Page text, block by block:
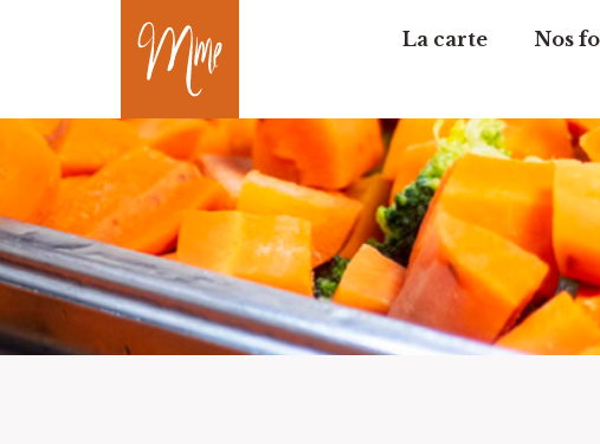
La carte Nos